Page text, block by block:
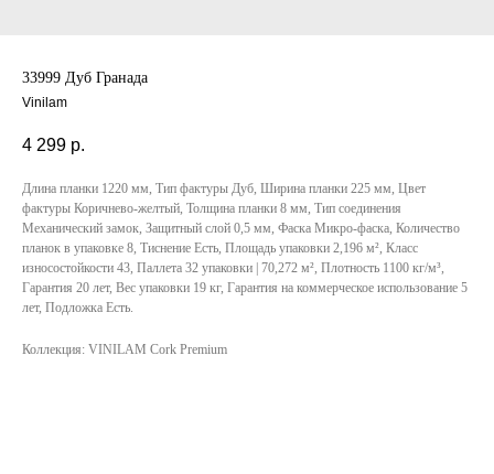
33999 Дуб Гранада
Vinilam
4 299 р.
Длина планки 1220 мм, Тип фактуры Дуб, Ширина планки 225 мм, Цвет
фактуры Коричнево-желтый, Толщина планки 8 мм, Тип соединения
Механический замок, Защитный слой 0,5 мм, Фаска Микро-фаска, Количество
планок в упаковке 8, Тиснение Есть, Площадь упаковки 2,196 м², Класс
износостойкости 43, Паллета 32 упаковки | 70,272 м², Плотность 1100 кг/м³,
Гарантия 20 лет, Вес упаковки 19 кг, Гарантия на коммерческое использование 5
лет, Подложка Есть.
Коллекция: VINILAM Cork Premium